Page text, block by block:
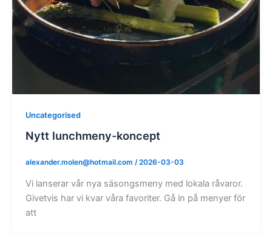
Uncategorised
Nytt lunchmeny-koncept
alexander.molen@hotmail.com /2026-03-03
Vi lanserar vår nya säsongsmeny med lokala råvaror.
Givetvis har vi kvar våra favoriter. Gå in på menyer för
att